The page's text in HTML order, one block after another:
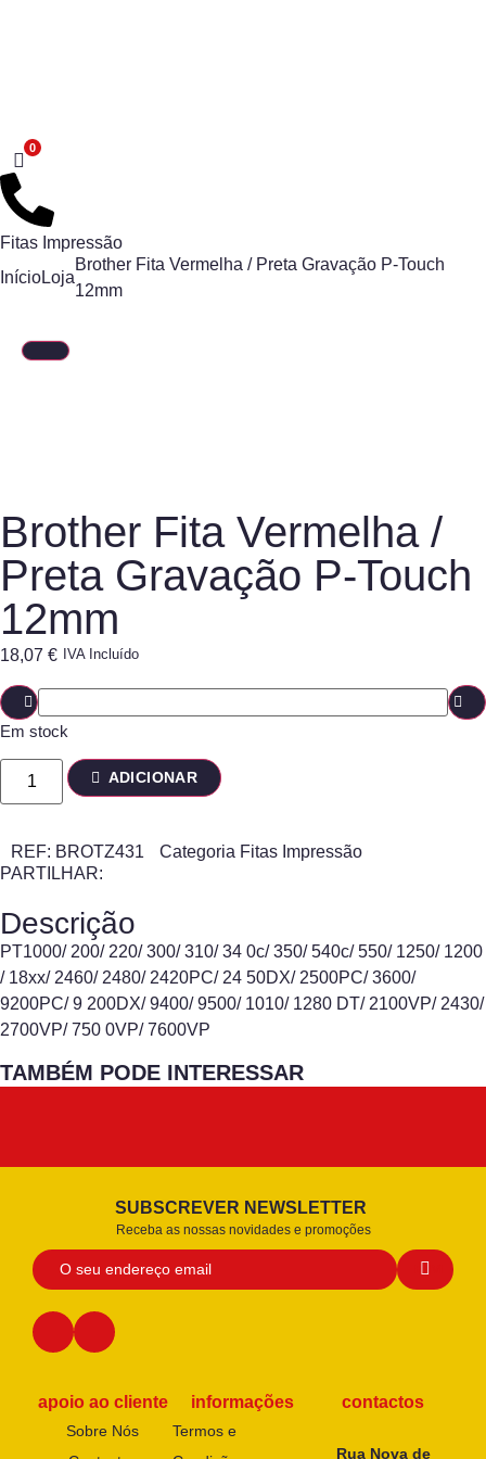
Fitas Impressão
InícioLoja
Brother Fita Vermelha / Preta Gravação P-Touch
12mm
Brother Fita Vermelha /
Preta Gravação P-Touch
12mm
18,07 € IVA Incluído
Em stock
ADICIONAR
REF: BROTZ431 Categoria Fitas Impressão
PARTILHAR:
Descrição
PT1000/ 200/ 220/ 300/ 310/ 34 0c/ 350/ 540c/ 550/ 1250/ 1200
/ 18xx/ 2460/ 2480/ 2420PC/ 24 50DX/ 2500PC/ 3600/
9200PC/ 9 200DX/ 9400/ 9500/ 1010/ 1280 DT/ 2100VP/ 2430/
2700VP/ 750 0VP/ 7600VP
TAMBÉM PODE INTERESSAR
SUBSCREVER NEWSLETTER
Receba as nossas novidades e promoções
apoio ao cliente
Sobre Nós
informações
Termos e
contactos
Rua Nova de